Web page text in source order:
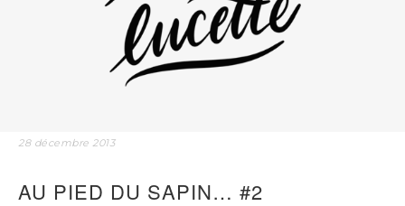
28 décembre 2013
AU PIED DU SAPIN… #2